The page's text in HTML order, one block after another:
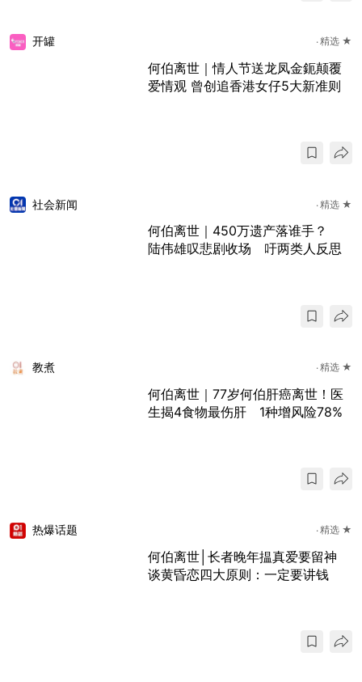
开罐 精选 ★
何伯离世｜情人节送龙凤金鈪颠覆
爱情观 曾创追香港女仔5大新准则
社会新闻 精选 ★
何伯离世｜450万遗产落谁手？
陆伟雄叹悲剧收场 吁两类人反思
教煮 精选 ★
何伯离世｜77岁何伯肝癌离世！医
生揭4食物最伤肝 1种增风险78%
热爆话题 精选 ★
何伯离世│长者晚年揾真爱要留神
谈黄昏恋四大原则：一定要讲钱